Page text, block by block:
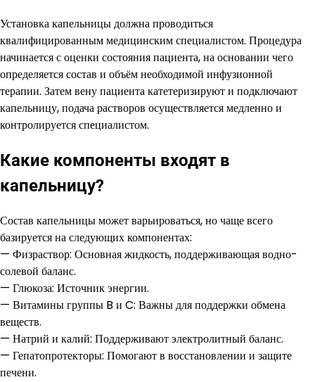
Установка капельницы должна проводиться
квалифицированным медицинским специалистом. Процедура
начинается с оценки состояния пациента, на основании чего
определяется состав и объём необходимой инфузионной
терапии. Затем вену пациента катетеризируют и подключают
капельницу, подача растворов осуществляется медленно и
контролируется специалистом.
Какие компоненты входят в
капельницу?
Состав капельницы может варьироваться, но чаще всего
базируется на следующих компонентах:
— Физраствор: Основная жидкость, поддерживающая водно-
солевой баланс.
— Глюкоза: Источник энергии.
— Витамины группы B и C: Важны для поддержки обмена
веществ.
— Натрий и калий: Поддерживают электролитный баланс.
— Гепатопротекторы: Помогают в восстановлении и защите
печени.